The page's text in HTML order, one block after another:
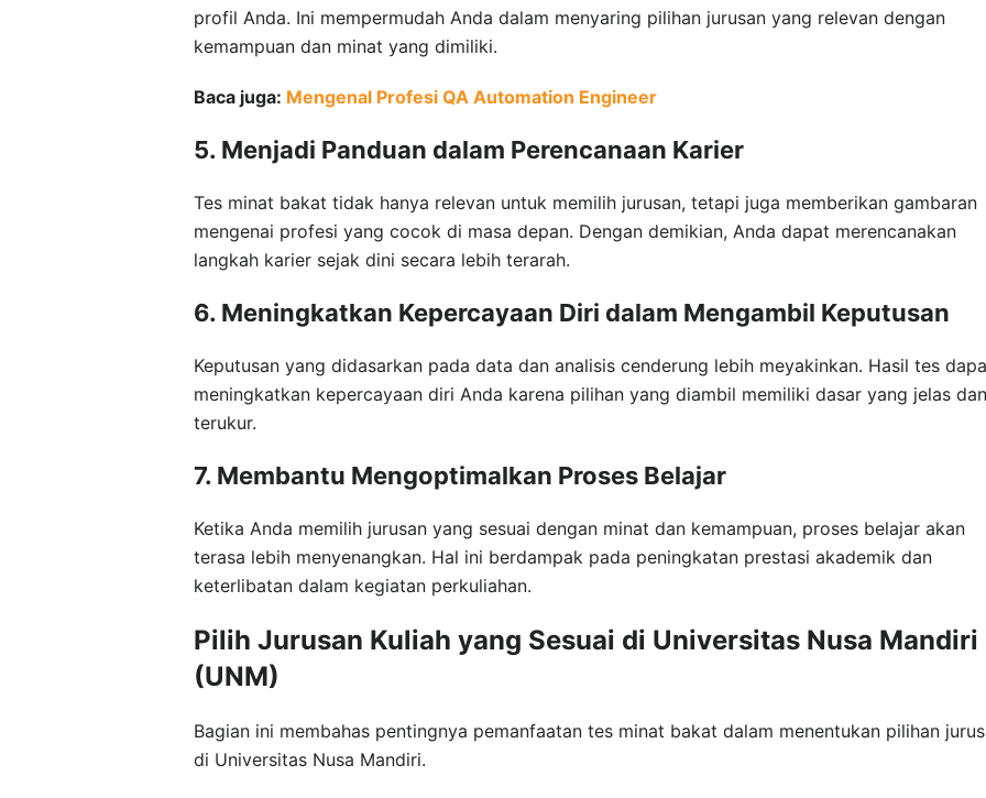
profil Anda. Ini mempermudah Anda dalam menyaring pilihan jurusan yang relevan dengan
kemampuan dan minat yang dimiliki.
Baca juga: Mengenal Profesi QA Automation Engineer
5. Menjadi Panduan dalam Perencanaan Karier
Tes minat bakat tidak hanya relevan untuk memilih jurusan, tetapi juga memberikan gambaran
mengenai profesi yang cocok di masa depan. Dengan demikian, Anda dapat merencanakan
langkah karier sejak dini secara lebih terarah.
6. Meningkatkan Kepercayaan Diri dalam Mengambil Keputusan
Keputusan yang didasarkan pada data dan analisis cenderung lebih meyakinkan. Hasil tes
meningkatkan kepercayaan diri Anda karena pilihan yang diambil memiliki dasar yang jelas dan
terukur.
7. Membantu Mengoptimalkan Proses Belajar
Ketika Anda memilih jurusan yang sesuai dengan minat dan kemampuan, proses belajar akan
terasa lebih menyenangkan. Hal ini berdampak pada peningkatan prestasi akademik dan
keterlibatan dalam kegiatan perkuliahan.
Pilih Jurusan Kuliah yang Sesuai di Universitas Nusa Mandiri
(UNM)
Bagian ini membahas pentingnya pemanfaatan tes minat bakat dalam menentukan pilihan
di Universitas Nusa Mandiri.